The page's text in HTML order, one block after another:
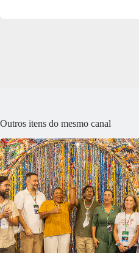
Outros itens do mesmo canal